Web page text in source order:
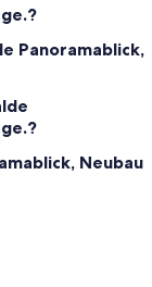
Panoramablick,
Neubau